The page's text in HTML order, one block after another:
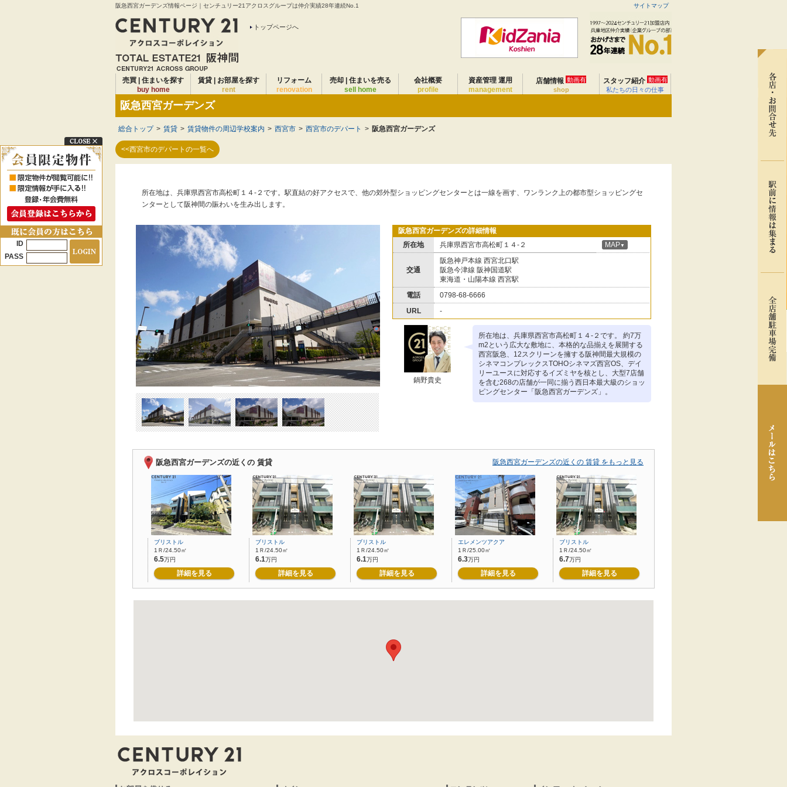
阪急西宮ガーデンズ情報ページ｜センチュリー21アクロスグループは仲介実績28年連続No.1 サイトマップ
トップページへ
売買 | 住まいを探す
buy home
賃貸 | お部屋を探す
rent
リフォーム
renovation
売却 | 住まいを売る
sell home
会社概要
profile
資産管理 運用
management
店舗情報 動画有
shop
スタッフ紹介 動画有
私たちの日々の仕事
阪急西宮ガーデンズ
総合トップ > 賃貸 > 賃貸物件の周辺学校案内 > 西宮市 > 西宮市のデパート > 阪急西宮ガーデンズ
<<西宮市のデパートの一覧へ
所在地は、兵庫県西宮市高松町１４-２です。駅直結の好アクセスで、他の郊外型ショッピングセンターとは一線を画す、ワンランク上の都市型ショッピングセ
ンターとして阪神間の賑わいを生み出します。
阪急西宮ガーデンズの詳細情報
所在地
兵庫県西宮市高松町１４-２ MAP ▼
交通
阪急神戸本線 西宮北口駅
阪急今津線 阪神国道駅
東海道・山陽本線 西宮駅
電話
0798-68-6666
URL
-
鍋野貴史
所在地は、兵庫県西宮市高松町１４-２です。 約7万
m2という広大な敷地に、本格的な品揃えを展開する
西宮阪急、12スクリーンを擁する阪神間最大規模の
シネマコンプレックスTOHOシネマズ西宮OS、デイ
リーユースに対応するイズミヤを核とし、大型7店舗
を含む268の店舗が一同に揃う西日本最大級のショッ
ピングセンター「阪急西宮ガーデンズ」。
阪急西宮ガーデンズの近くの 賃貸 阪急西宮ガーデンズの近くの 賃貸 をもっと見る
ブリストル
1Ｒ/24.50㎡
6.5万円
詳細を見る
ブリストル
1Ｒ/24.50㎡
6.1万円
詳細を見る
ブリストル
1Ｒ/24.50㎡
6.1万円
詳細を見る
エレメンツアクア
1Ｒ/25.00㎡
6.3万円
詳細を見る
ブリストル
1Ｒ/24.50㎡
6.7万円
詳細を見る
ID
PASS